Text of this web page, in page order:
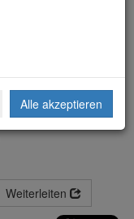
Weiterleiten
Alle akzeptieren